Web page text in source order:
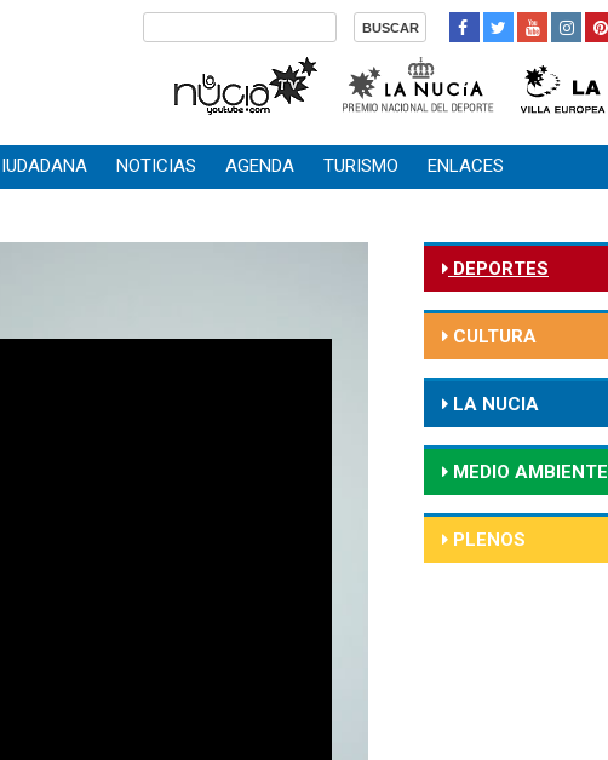
NOTICIAS AGENDA TURISMO ENLACES
DEPORTES
CULTURA
LA NUCIA
MEDIO AMBIENTE
PLENOS